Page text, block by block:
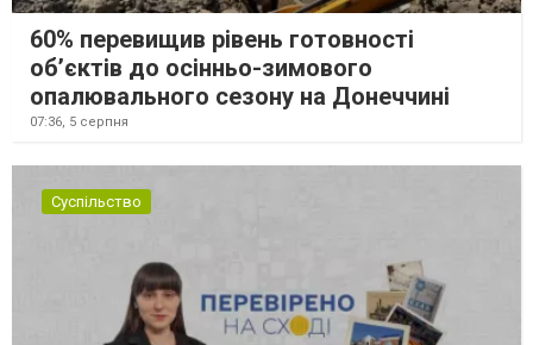
60% перевищив рівень готовності
об’єктів до осінньо-зимового
опалювального сезону на Донеччині
07:36, 5 серпня
Суспільство